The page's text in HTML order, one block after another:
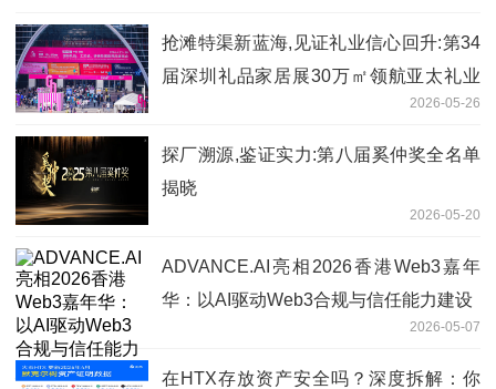
抢滩特渠新蓝海,见证礼业信心回升:第34
届深圳礼品家居展30万㎡领航亚太礼业
2026-05-26
探厂溯源,鉴证实力:第八届奚仲奖全名单
揭晓
2026-05-20
ADVANCE.AI亮相2026香港Web3嘉年
华：以AI驱动Web3合规与信任能力建设
2026-05-07
在HTX存放资产安全吗？深度拆解：你